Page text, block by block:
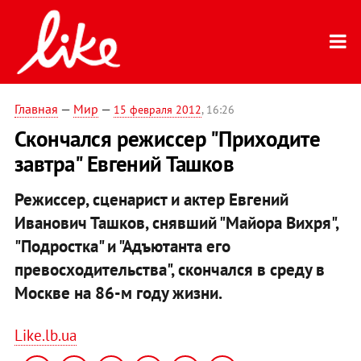
Главная — Мир — 15 февраля 2012, 16:26
Скончался режиссер "Приходите
завтра" Евгений Ташков
Режиссер, сценарист и актер Евгений
Иванович Ташков, снявший "Майора Вихря",
"Подростка" и "Адъютанта его
превосходительства", скончался в среду в
Москве на 86-м году жизни.
Like.lb.ua